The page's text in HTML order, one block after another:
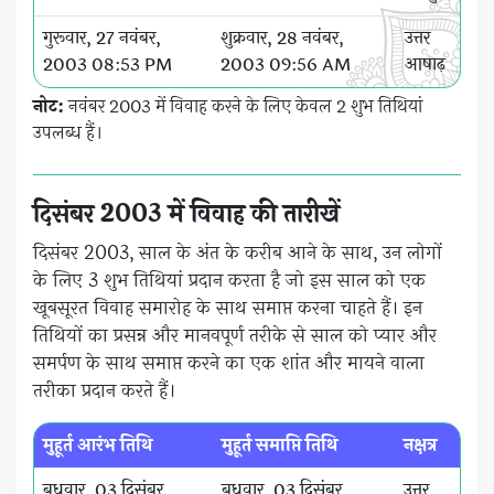
गुरूवार, 27 नवंबर,
2003 08:53 PM
शुक्रवार, 28 नवंबर,
2003 09:56 AM
उत्तर
आषाढ़
नोट:नवंबर 2003 में विवाह करने के लिए केवल 2 शुभ तिथियां
उपलब्ध हैं।
दिसंबर 2003 में विवाह की तारीखें
दिसंबर 2003, साल के अंत के करीब आने के साथ, उन लोगों
के लिए 3 शुभ तिथियां प्रदान करता है जो इस साल को एक
खूबसूरत विवाह समारोह के साथ समाप्त करना चाहते हैं। इन
तिथियों का प्रसन्न और मानवपूर्ण तरीके से साल को प्यार और
समर्पण के साथ समाप्त करने का एक शांत और मायने वाला
तरीका प्रदान करते हैं।
मुहूर्त आरंभ तिथि मुहूर्त समाप्ति तिथि
नक्षत्र